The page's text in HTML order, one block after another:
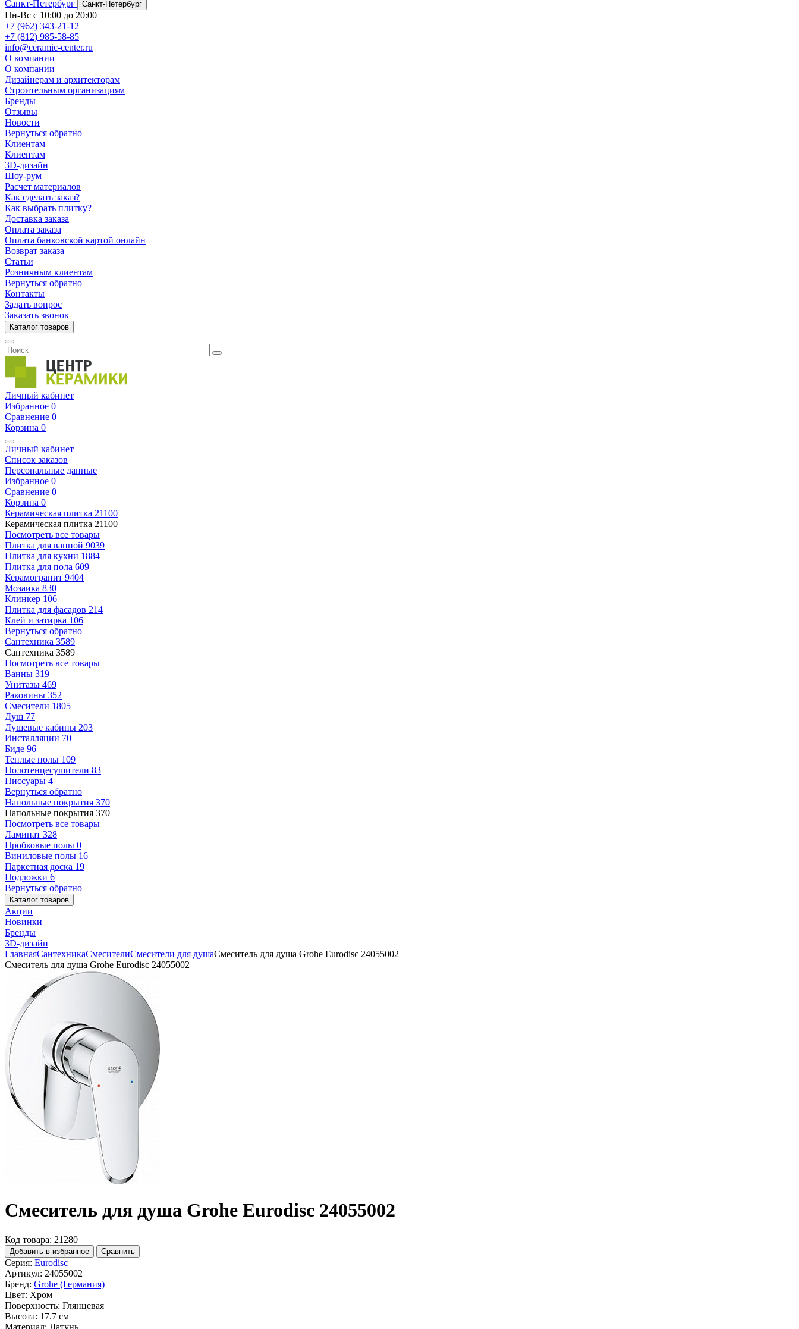
Санкт-Петербург
Санкт-Петербург
Пн-Вс с 10:00 до 20:00
+7 (962) 343-21-12
+7 (812) 985-58-85
info@ceramic-center.ru
О компании
О компании
Дизайнерам и архитекторам
Строительным организациям
Бренды
Отзывы
Новости
Вернуться обратно
Клиентам
Клиентам
3D-дизайн
Шоу-рум
Расчет материалов
Как сделать заказ?
Как выбрать плитку?
Доставка заказа
Оплата заказа
Оплата банковской картой онлайн
Возврат заказа
Статьи
Розничным клиентам
Вернуться обратно
Контакты
Задать вопрос
Заказать звонок
Каталог товаров
Личный кабинет
Избранное 0
Сравнение 0
Корзина 0
Личный кабинет
Список заказов
Персональные данные
Избранное 0
Сравнение 0
Корзина 0
Керамическая плитка 21100
Керамическая плитка 21100
Посмотреть все товары
Плитка для ванной 9039
Плитка для кухни 1884
Плитка для пола 609
Керамогранит 9404
Мозаика 830
Клинкер 106
Плитка для фасадов 214
Клей и затирка 106
Вернуться обратно
Сантехника 3589
Сантехника 3589
Посмотреть все товары
Ванны 319
Унитазы 469
Раковины 352
Смесители 1805
Душ 77
Душевые кабины 203
Инсталляции 70
Биде 96
Теплые полы 109
Полотенцесушители 83
Писсуары 4
Вернуться обратно
Напольные покрытия 370
Напольные покрытия 370
Посмотреть все товары
Ламинат 328
Пробковые полы 0
Виниловые полы 16
Паркетная доска 19
Подложки 6
Вернуться обратно
Каталог товаров
Акции
Новинки
Бренды
3D-дизайн
ГлавнаяСантехникаСмесителиСмесители для душаСмеситель для душа Grohe Eurodisc 24055002
Смеситель для душа Grohe Eurodisc 24055002
Смеситель для душа Grohe Eurodisc 24055002
Код товара: 21280
Добавить в избранное Сравнить
Серия: Eurodisc
Артикул: 24055002
Бренд: Grohe (Германия)
Цвет: Хром
Поверхность: Глянцевая
Высота: 17.7 см
Материал: Латунь